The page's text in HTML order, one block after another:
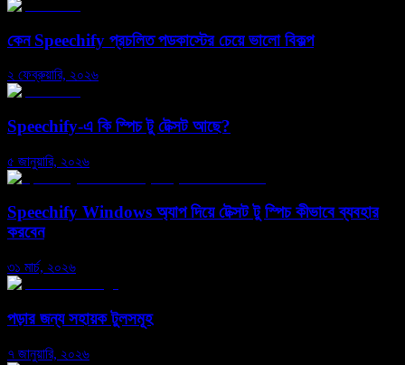
কেন Speechify প্রচলিত পডকাস্টের চেয়ে ভালো বিকল্প
২ ফেব্রুয়ারি, ২০২৬
Speechify-এ কি স্পিচ টু টেক্সট আছে?
৫ জানুয়ারি, ২০২৬
Speechify Windows অ্যাপ দিয়ে টেক্সট টু স্পিচ কীভাবে ব্যবহার
করবেন
৩১ মার্চ, ২০২৬
পড়ার জন্য সহায়ক টুলসমূহ
৭ জানুয়ারি, ২০২৬